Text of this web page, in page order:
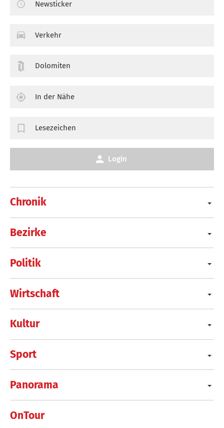
Chronik
Bezirke
Politik
Wirtschaft
Kultur
Sport
Panorama
OnTour
Newsticker
Verkehr
Dolomiten
In der Nähe
Lesezeichen
Login